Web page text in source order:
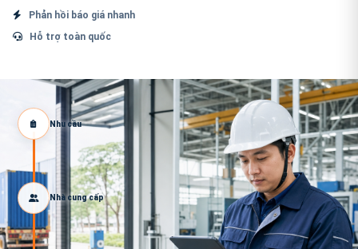
Phản hồi báo giá nhanh
Hỗ trợ toàn quốc
Nhu cầu
Nhà cung cấp